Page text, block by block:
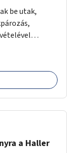
be utak,
a Haller